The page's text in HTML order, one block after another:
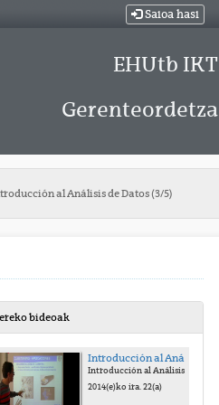
Saioa hasi
EHUtb IKT
Gerenteordetza
al Análisis de Datos (3/5)
bideoak
Introducción al Análisis de Datos (3/5)
Introducción al Análisis de Datos (3/5)
2014(e)ko ira. 22(a)